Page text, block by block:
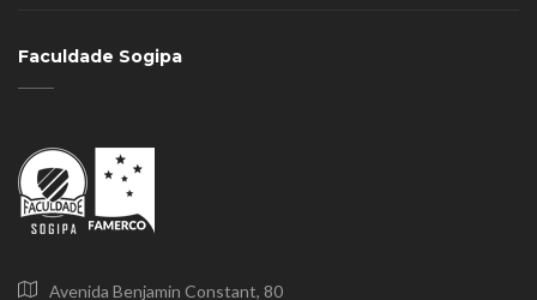
Faculdade Sogipa
Avenida Benjamin Constant, 80